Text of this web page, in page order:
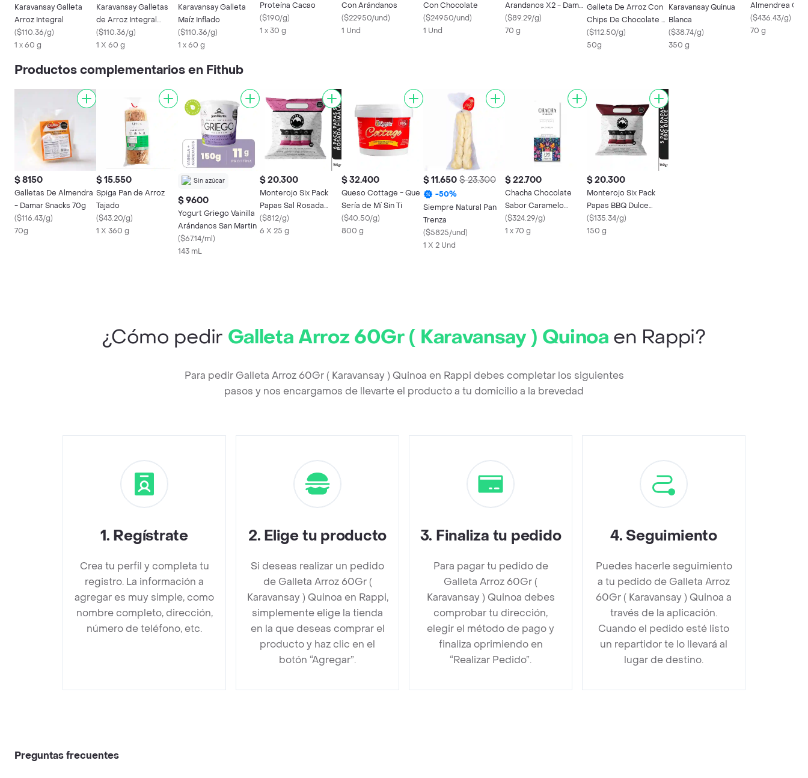
Karavansay Galleta
Arroz Integral
($110.36/g)
1 x 60 g
Karavansay Galletas
de Arroz Integral
Inflado con Linaza
($110.36/g)
1 X 60 g
Karavansay Galleta
Maíz Inflado
($110.36/g)
1 x 60 g
Proteína Cacao
($190/g)
1 x 30 g
Con Arándanos
($22950/und)
1 Und
Con Chocolate
($24950/und)
1 Und
Arandanos X2 - Damar
Snacks
($89.29/g)
70 g
Galleta De Arroz Con
Chips De Chocolate -
Fithub X 50 G
($112.50/g)
50g
Karavansay Quinua
Blanca
($38.74/g)
350 g
Almendrea
Palamano
($436.43/g)
70 g
Productos complementarios en Fithub
$ 8150
Galletas De Almendra
- Damar Snacks 70g
($116.43/g)
70g
$ 15.550
Spiga Pan de Arroz
Tajado
($43.20/g)
1 X 360 g
Sin azúcar
$ 9600
Yogurt Griego Vainilla
Arándanos San Martin
($67.14/ml)
143 mL
$ 20.300
Monterojo Six Pack
Papas Sal Rosada
150gr
($812/g)
6 X 25 g
$ 32.400
Queso Cottage - Que
Sería de Mí Sin Ti
($40.50/g)
800 g
$ 11.650 $ 23.300
-50%
Siempre Natural Pan
Trenza
($5825/und)
1 X 2 Und
$ 22.700
Chacha Chocolate
Sabor Caramelo
Salado 70% Cacao
($324.29/g)
1 x 70 g
$ 20.300
Monterojo Six Pack
Papas BBQ Dulce
150gr
($135.34/g)
150 g
¿Cómo pedir Galleta Arroz 60Gr ( Karavansay ) Quinoa en Rappi?
Para pedir Galleta Arroz 60Gr ( Karavansay ) Quinoa en Rappi debes completar los siguientes
pasos y nos encargamos de llevarte el producto a tu domicilio a la brevedad
1. Regístrate
Crea tu perfil y completa tu
registro. La información a
agregar es muy simple, como
nombre completo, dirección,
número de teléfono, etc.
2. Elige tu producto
Si deseas realizar un pedido
de Galleta Arroz 60Gr (
Karavansay ) Quinoa en Rappi,
simplemente elige la tienda
en la que deseas comprar el
producto y haz clic en el
botón “Agregar”.
3. Finaliza tu pedido
Para pagar tu pedido de
Galleta Arroz 60Gr (
Karavansay ) Quinoa debes
comprobar tu dirección,
elegir el método de pago y
finaliza oprimiendo en
“Realizar Pedido”.
4. Seguimiento
Puedes hacerle seguimiento
a tu pedido de Galleta Arroz
60Gr ( Karavansay ) Quinoa a
través de la aplicación.
Cuando el pedido esté listo
un repartidor te lo llevará al
lugar de destino.
Preguntas frecuentes